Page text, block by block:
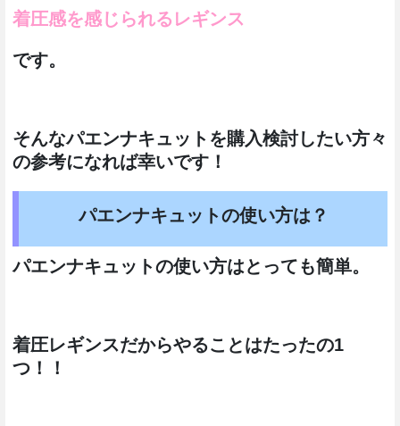
着圧感を感じられるレギンス
です。
そんなパエンナキュットを購入検討したい方々
の参考になれば幸いです！
パエンナキュットの使い方は？
パエンナキュットの使い方はとっても簡単。
着圧レギンスだからやることはたったの1
つ！！